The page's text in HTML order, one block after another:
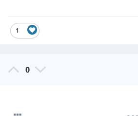
1
0